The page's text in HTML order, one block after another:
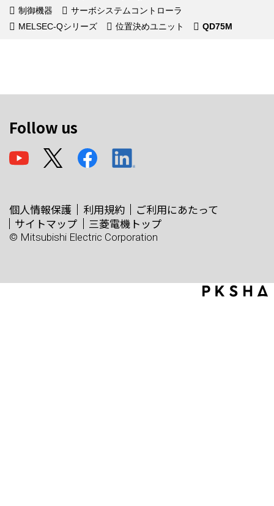
制御機器
サーボシステムコントローラ
MELSEC-Qシリーズ
位置決めユニット QD75M
Follow us
個人情報保護 利用規約
ご利用にあたって
サイトマップ
三菱電機トップ
© Mitsubishi Electric Corporation